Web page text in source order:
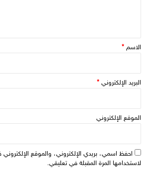
الاسم *
البريد الإلكتروني *
الموقع الإلكتروني
احفظ اسمي، بريدي الإلكتروني، والموقع
لاستخدامها المرة المقبلة في تعليقي.